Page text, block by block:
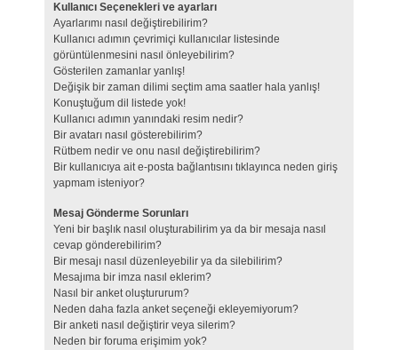
Kullanıcı Seçenekleri ve ayarları
Ayarlarımı nasıl değiştirebilirim?
Kullanıcı adımın çevrimiçi kullanıcılar listesinde
görüntülenmesini nasıl önleyebilirim?
Gösterilen zamanlar yanlış!
Değişik bir zaman dilimi seçtim ama saatler hala yanlış!
Konuştuğum dil listede yok!
Kullanıcı adımın yanındaki resim nedir?
Bir avatarı nasıl gösterebilirim?
Rütbem nedir ve onu nasıl değiştirebilirim?
Bir kullanıcıya ait e-posta bağlantısını tıklayınca neden giriş
yapmam isteniyor?
Mesaj Gönderme Sorunları
Yeni bir başlık nasıl oluşturabilirim ya da bir mesaja nasıl
cevap gönderebilirim?
Bir mesajı nasıl düzenleyebilir ya da silebilirim?
Mesajıma bir imza nasıl eklerim?
Nasıl bir anket oluştururum?
Neden daha fazla anket seçeneği ekleyemiyorum?
Bir anketi nasıl değiştirir veya silerim?
Neden bir foruma erişimim yok?